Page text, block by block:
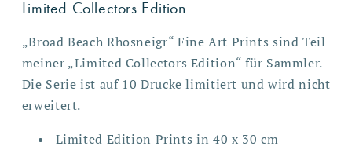
Limited Collectors Edition
„Broad Beach Rhosneigr“ Fine Art Prints sind Teil
meiner „Limited Collectors Edition“ für Sammler.
Die Serie ist auf 10 Drucke limitiert und wird nicht
erweitert.
Limited Edition Prints in 40 x 30 cm